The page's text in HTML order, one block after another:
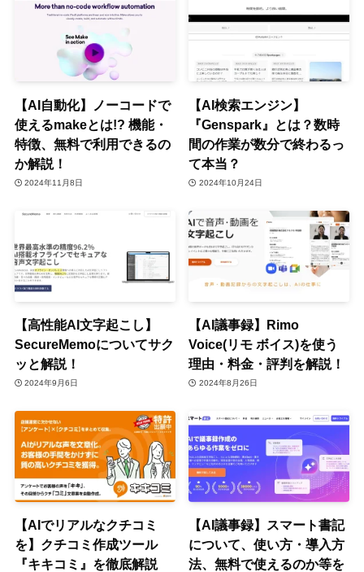
【AI自動化】ノーコードで
使えるmakeとは!? 機能・
特徴、無料で利用できるの
か解説！
2024年11月8日
【AI検索エンジン】
『Genspark』とは？数時
間の作業が数分で終わるっ
て本当？
2024年10月24日
【高性能AI文字起こし】
SecureMemoについてサク
ッと解説！
2024年9月6日
【AI議事録】Rimo
Voice(リモ ボイス)を使う
理由・料金・評判を解説！
2024年8月26日
【AIでリアルなクチコミ
を】クチコミ作成ツール
『キキコミ』を徹底解説
【AI議事録】スマート書記
について、使い方・導入方
法、無料で使えるのか等を